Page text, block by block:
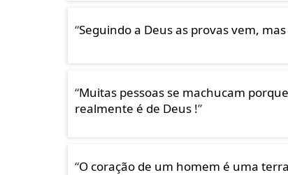
“Seguindo a Deus as provas vem,
“Muitas pessoas se machucam
realmente é de Deus !”
“O coração de um homem é uma